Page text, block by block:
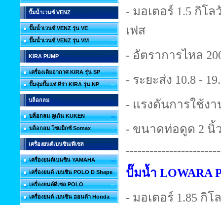
ปั๊มน้ำเวนซ์ VENZ
ปั๊มน้ำเวนซ์ VENZ รุ่น VE
ปั๊มน้ำเวนซ์ VENZ รุ่น VM
KIRA PUMP
เครื่องเติมอากาศ KIRA รุ่น SP
ปั๊มจุ่มปั๊มแช่ คีร่า KIRA รุ่น NP
บล็อกลม
บล็อกลม คูเก้น KUKEN
บล็อกลม โซแม็กซ์ Somax
เครื่องยนต์เบนซิน/ดีเซล
เครื่องยนต์เบนซิน YAMAHA
เครื่องยนต์ เบนซิน POLO D Shape
เครื่องยนต์ดีเซล POLO
เครื่องยนต์ เบนซิน ฮอนด้า Honda
- มอเตอร์ 1.5 กิโล
เฟส
- อัตราการไหล
- ระยะส่ง 10.8 -
- แรงดันการใช้งา
- ขนาดท่อดูด 2 นิ้
ปั๊มน้ำ LOWARA
- มอเตอร์ 1.85 กิโ